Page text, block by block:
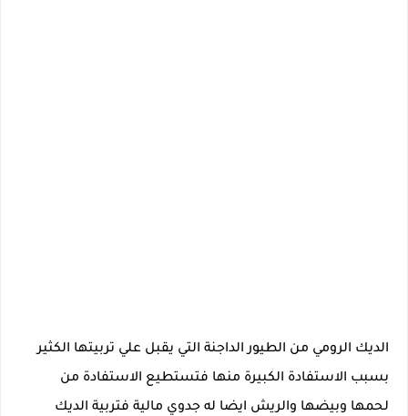
الديك الرومي من الطيور الداجنة التي يقبل علي تربيتها الكثير
بسبب الاستفادة الكبيرة منها فتستطيع الاستفادة من
لحمها وبيضها والريش ايضا له جدوي مالية فتربية الديك